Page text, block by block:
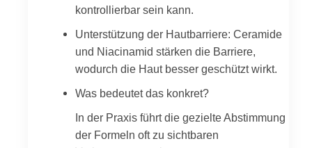
kontrollierbar sein kann.
Unterstützung der Hautbarriere: Ceramide
und Niacinamid stärken die Barriere,
wodurch die Haut besser geschützt wirkt.
Was bedeutet das konkret?
In der Praxis führt die gezielte Abstimmung
der Formeln oft zu sichtbaren